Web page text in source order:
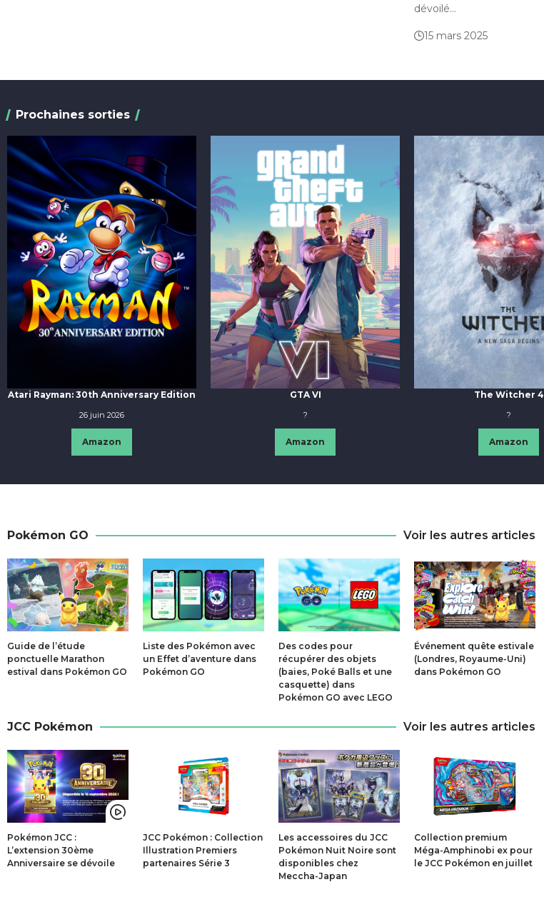
dévoilé…
15 mars 2025
Prochaines sorties
Atari Rayman: 30th Anniversary Edition
26 juin 2026
Amazon
GTA VI
?
Amazon
The Witcher 4
?
Amazon
Pokémon GO Voir les autres articles
Guide de l’étude
ponctuelle Marathon
estival dans Pokémon GO
Liste des Pokémon avec
un Effet d’aventure dans
Pokémon GO
Des codes pour
récupérer des objets
(baies, Poké Balls et une
casquette) dans
Pokémon GO avec LEGO
Événement quête estivale
(Londres, Royaume-Uni)
dans Pokémon GO
JCC Pokémon Voir les autres articles
Pokémon JCC :
L’extension 30ème
Anniversaire se dévoile
JCC Pokémon : Collection
Illustration Premiers
partenaires Série 3
Les accessoires du JCC
Pokémon Nuit Noire sont
disponibles chez
Meccha-Japan
Collection premium
Méga-Amphinobi ex pour
le JCC Pokémon en juillet